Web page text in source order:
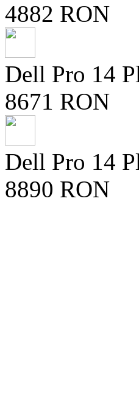
4882 RON
Dell Pro 14
8671 RON
Dell Pro 14
8890 RON